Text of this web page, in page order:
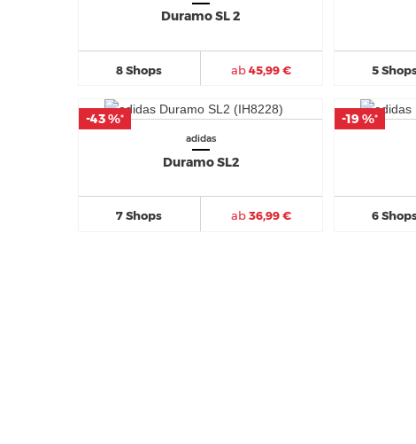
Duramo SL 2
8 Shops ab45,99 € 5
adidas
Duramo SL2
7 Shops ab36,99 €
-43 %*
-43 %*
6
-19 %*
-19 %*